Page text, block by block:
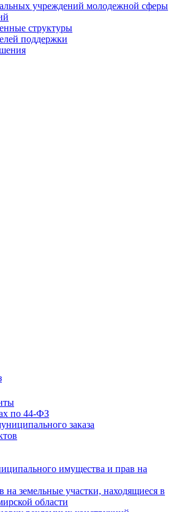
учреждений молодежной сферы
структуры
поддержки
по 44-ФЗ
заказа
имущества и прав на
на земельные участки, находящиеся в
области